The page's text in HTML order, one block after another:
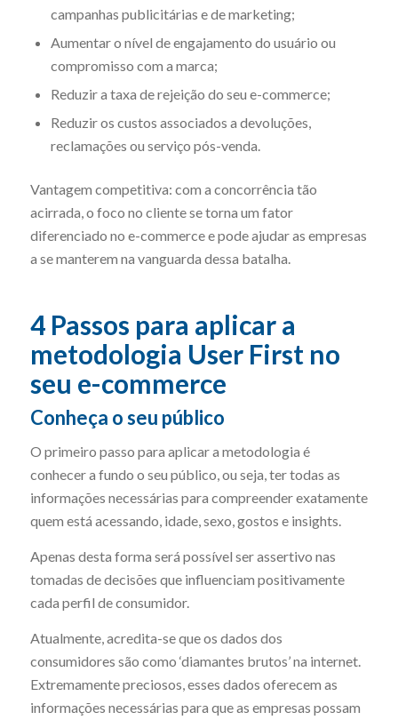
campanhas publicitárias e de marketing;
Aumentar o nível de engajamento do usuário ou
compromisso com a marca;
Reduzir a taxa de rejeição do seu e-commerce;
Reduzir os custos associados a devoluções,
reclamações ou serviço pós-venda.
Vantagem competitiva: com a concorrência tão
acirrada, o foco no cliente se torna um fator
diferenciado no e-commerce e pode ajudar as empresas
a se manterem na vanguarda dessa batalha.
4 Passos para aplicar a
metodologia User First no
seu e-commerce
Conheça o seu público
O primeiro passo para aplicar a metodologia é
conhecer a fundo o seu público, ou seja, ter todas as
informações necessárias para compreender exatamente
quem está acessando, idade, sexo, gostos e insights.
Apenas desta forma será possível ser assertivo nas
tomadas de decisões que influenciam positivamente
cada perfil de consumidor.
Atualmente, acredita-se que os dados dos
consumidores são como ‘diamantes brutos’ na internet.
Extremamente preciosos, esses dados oferecem as
informações necessárias para que as empresas possam